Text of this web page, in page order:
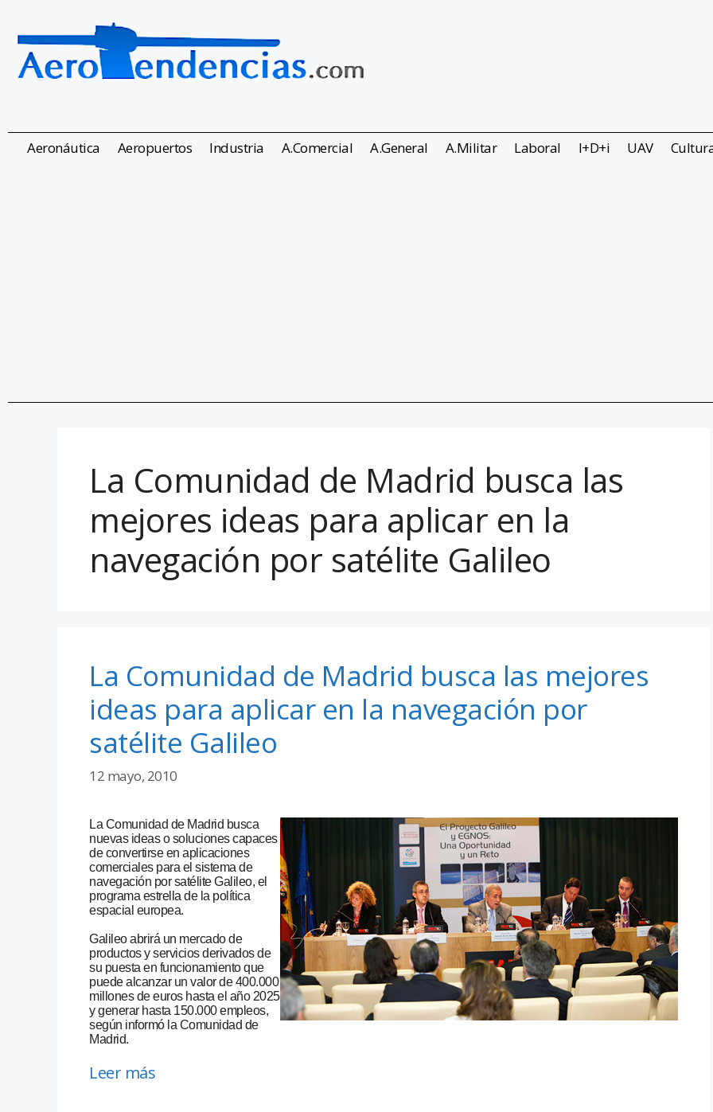
Aeronáutica Aeropuertos Industria A.Comercial A.General A.Militar Laboral I+D+i UAV
La Comunidad de Madrid busca las
mejores ideas para aplicar en la
navegación por satélite Galileo
La Comunidad de Madrid busca las mejores
ideas para aplicar en la navegación por
satélite Galileo
12 mayo, 2010
La Comunidad de Madrid busca
nuevas ideas o soluciones capaces
de convertirse en aplicaciones
comerciales para el sistema de
navegación por satélite Galileo, el
programa estrella de la política
espacial europea.
Galileo abrirá un mercado de
productos y servicios derivados de
su puesta en funcionamiento que
puede alcanzar un valor de 400.000
millones de euros hasta el año 2025
y generar hasta 150.000 empleos,
según informó la Comunidad de
Madrid.
Leer más